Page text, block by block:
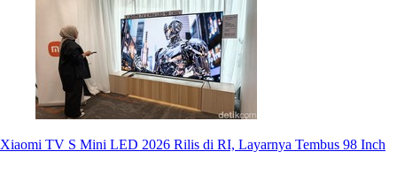
Xiaomi TV S Mini LED 2026 Rilis di RI, Layarnya Tembus 98 Inch